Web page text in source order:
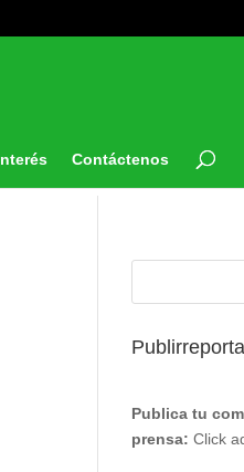
Contáctenos
Publica tu
prensa: Click